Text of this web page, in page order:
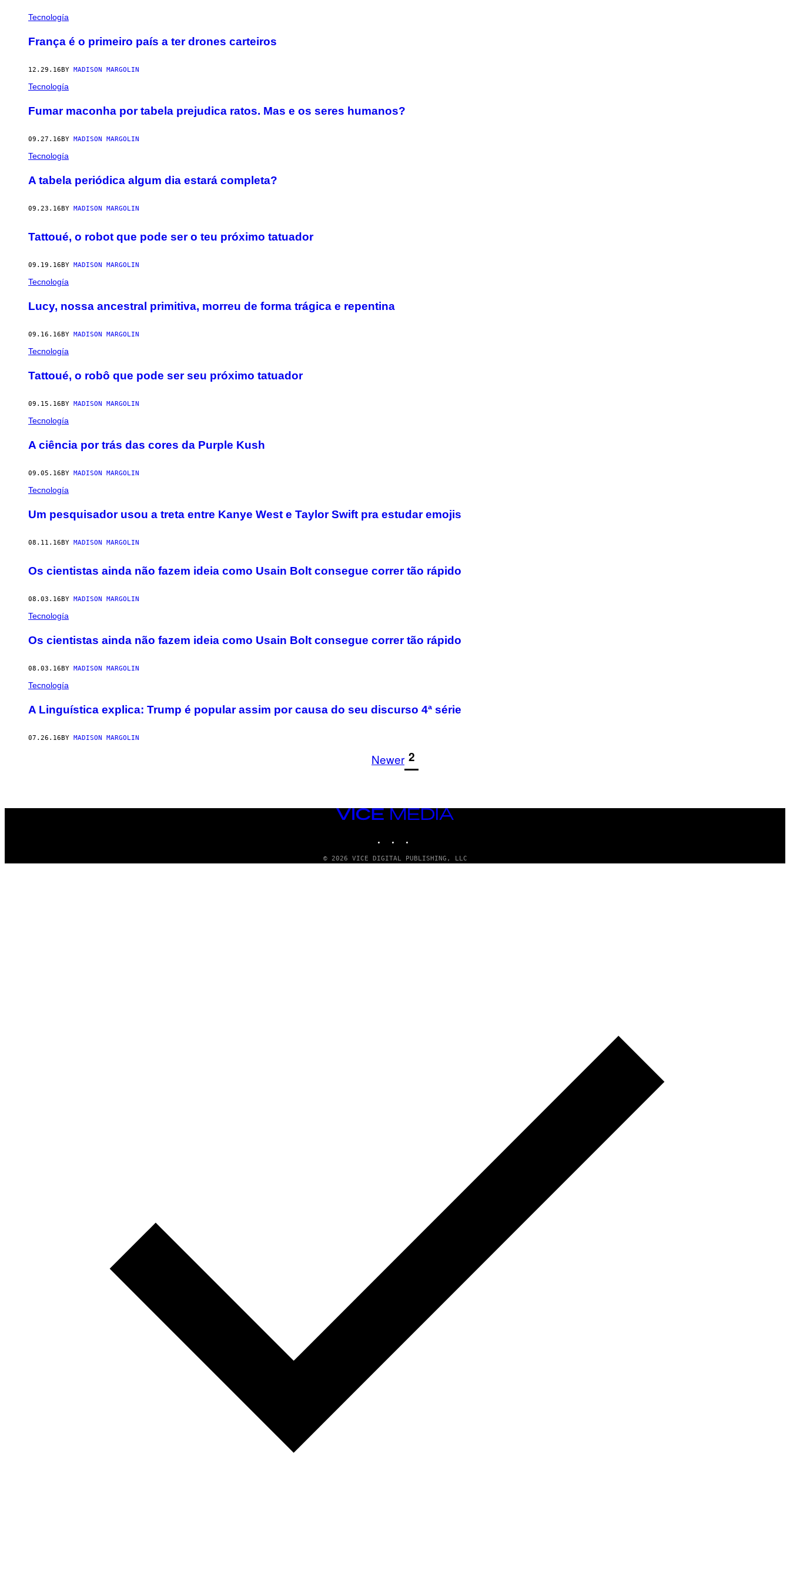
POSTS
BY
THIS
AUTHOR
Tecnología
França é o primeiro país a ter drones carteiros
12.29.16 BY MADISON MARGOLIN
Tecnología
​Fumar maconha por tabela prejudica ratos. Mas e os seres humanos?
09.27.16 BY MADISON MARGOLIN
Tecnología
​A tabela periódica algum dia estará completa?
09.23.16 BY MADISON MARGOLIN
Tattoué, o robot que pode ser o teu próximo tatuador
09.19.16 BY MADISON MARGOLIN
Tecnología
​Lucy, nossa ancestral primitiva, morreu de forma trágica e repentina
09.16.16 BY MADISON MARGOLIN
Tecnología
​Tattoué, o robô que pode ser seu próximo tatuador
09.15.16 BY MADISON MARGOLIN
Tecnología
​A ciência por trás das cores da Purple Kush
09.05.16 BY MADISON MARGOLIN
Tecnología
Um pesquisador usou a treta entre Kanye West e Taylor Swift pra estudar emojis
08.11.16 BY MADISON MARGOLIN
​Os cientistas ainda não fazem ideia como Usain Bolt consegue correr tão rápido
08.03.16 BY MADISON MARGOLIN
Tecnología
​Os cientistas ainda não fazem ideia como Usain Bolt consegue correr tão rápido
08.03.16 BY MADISON MARGOLIN
Tecnología
A Linguística explica: Trump é popular assim por causa do seu discurso 4ª série
07.26.16 BY MADISON MARGOLIN
Newer 1
2
VICE
© 2026 VICE DIGITAL PUBLISHING, LLC